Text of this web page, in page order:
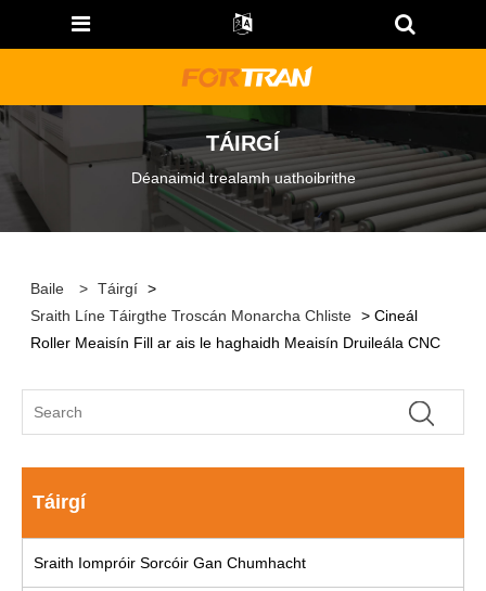
TÁIRGÍ
Déanaimid trealamh uathoibrithe
Baile > Táirgí >
Sraith Líne Táirgthe Troscán Monarcha Chliste > Cineál
Roller Meaisín Fill ar ais le haghaidh Meaisín Druileála CNC
Táirgí
Sraith Iompróir Sorcóir Gan Chumhacht